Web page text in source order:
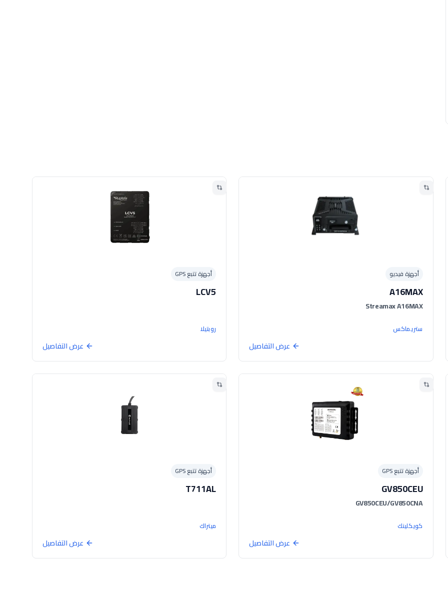
أجهزة فيديو
A16MAX
Streamax A16MAX
ستريماكس
عرض التفاصيل
أجهزة تتبع GPS
LCV5
روبتيلا
عرض التفاصيل
أجهزة تتبع GPS
GV850CEU
GV850CEU/GV850CNA
كويكلينك
عرض التفاصيل
أجهزة تتبع GPS
T711AL
ميتراك
عرض التفاصيل